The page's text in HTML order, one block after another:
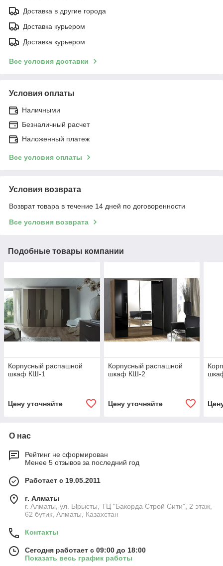
Доставка в другие города
Доставка курьером
Доставка курьером
Все условия доставки
Условия оплаты
Наличными
Безналичный расчет
Наложенный платеж
Все условия оплаты
Условия возврата
Возврат товара в течение 14 дней по договоренности
Все условия возврата
Подобные товары компании
Корпусный распашной
шкаф КШ-1
Цену уточняйте
Корпусный распашной
шкаф КШ-2
Цену уточняйте
О нас
Рейтинг не сформирован
Менее 5 отзывов за последний год
Работает с 19.05.2011
г. Алматы
г. Алматы, ул. Ырысты, ТЦ "Бакорда Строй Сити", 2 этаж,
62 бутик, Алматы, Казахстан
Контакты
Сегодня работает с 09:00 до 18:00
Показать весь график работы